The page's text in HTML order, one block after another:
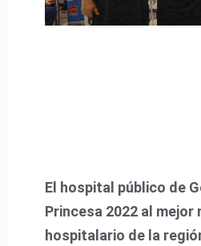
El hospital público de
Princesa 2022 al mejor
hospitalario de la